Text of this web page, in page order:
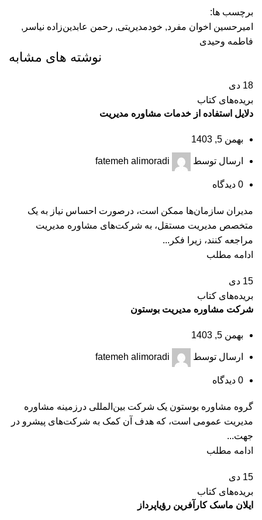
برچسب ها:
امیرحسین اخوان مفرد, خودمدیریتی, رحمن عابدین‌زاده نیاسر ,
فاطمه وحیدی
نوشته های مشابه
18 دی
بریده‌های کتاب
دلایل استفاده از خدمات مشاوره مدیریت
بهمن 5, 1403
ارسال توسط fatemeh alimoradi
0 دیدگاه
مدیران سازمان‌ها ممکن است، درصورت احساس نیاز به یک
متخصص مدیریت مستقل، به شرکت‌های مشاوره مدیریت
مراجعه کنند، زیرا فکر...
ادامه مطلب
15 دی
بریده‌های کتاب
شرکت مشاوره مدیریت بوستون
بهمن 5, 1403
ارسال توسط fatemeh alimoradi
0 دیدگاه
گروه مشاوره بوستون یک شرکت بین‌المللی درزمینه مشاوره
مدیریت عمومی است، که هدف آن کمک به شرکت‌های پیشرو در
جهت...
ادامه مطلب
15 دی
بریده‌های کتاب
ایلان ماسک کارآفرین رؤیاپرداز